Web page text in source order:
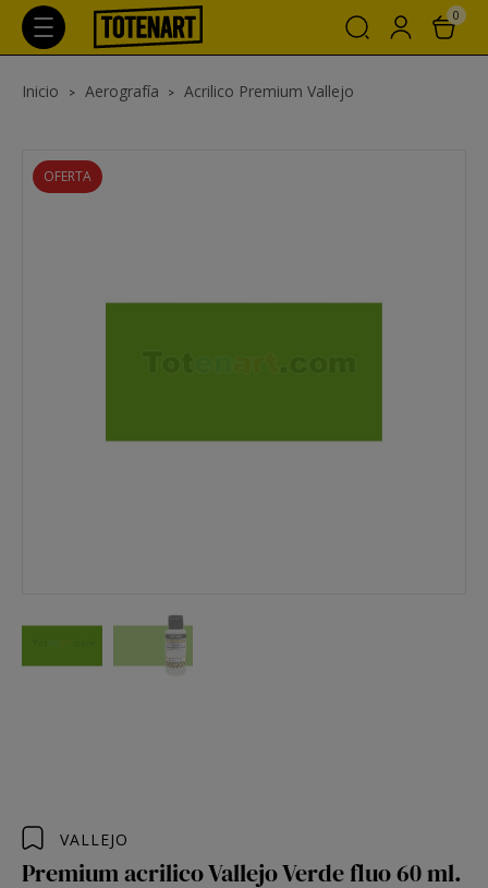
0
Inicio Aerografía Acrilico Premium Vallejo
OFERTA
VALLEJO
Premium acrilico Vallejo Verde fluo 60 ml.